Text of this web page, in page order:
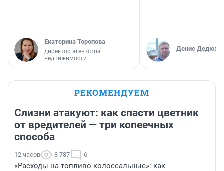
Екатерина Торопова
директор агентства
недвижимости
Денис
РЕКОМЕНДУЕМ
Слизни атакуют: как спасти цветник
от вредителей — три копеечных
способа
12 часов 8 787 6
«Расходы на топливо колоссальные»: как